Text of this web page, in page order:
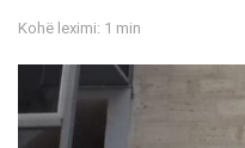
Kohë leximi: 1 min